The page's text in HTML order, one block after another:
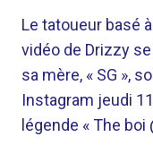
Le tatoueur basé
vidéo de Drizzy
sa mère, « SG »,
Instagram jeudi
légende « The boi